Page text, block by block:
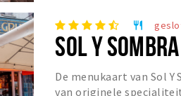
restaurant
SOL Y SOMBRA
De menukaart van Sol
van originele